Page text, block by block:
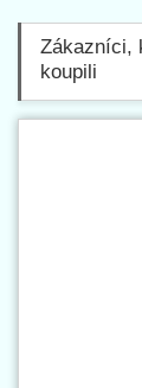
Zákazníci,
koupili